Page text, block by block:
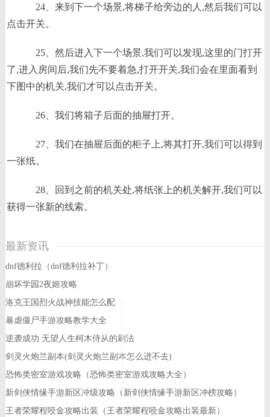
24、来到下一个场景,将梯子给旁边的人,然后我们可以
点击开关。
25、然后进入下一个场景,我们可以发现,这里的门打开
了,进入房间后,我们先不要着急,打开开关,我们会在里面看到
下图中的机关,我们才可以点击开关。
26、我们将箱子后面的抽屉打开。
27、我们在抽屉后面的柜子上,将其打开,我们可以得到
一张纸。
28、回到之前的机关处,将纸张上的机关解开,我们可以
获得一张新的线索。
最新资讯
dnf德利拉（dnf德利拉补丁）
崩坏学园2夜姬攻略
洛克王国烈火战神技能怎么配
暴虐僵尸手游攻略教学大全
逆袭成功 无望人生柯木侍从的刷法
剑灵火炮兰副本(剑灵火炮兰副本怎么进不去)
恐怖类密室游戏攻略（恐怖类密室游戏攻略大全）
新剑侠情缘手游新区冲级攻略（新剑侠情缘手游新区冲榜攻略）
王者荣耀程咬金攻略出装（王者荣耀程咬金攻略出装最新）